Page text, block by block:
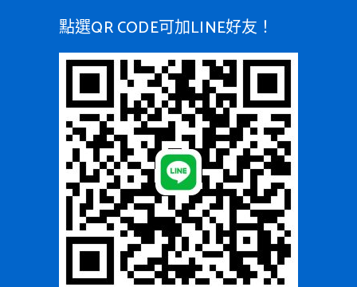
點選QR CODE可加LINE好友！